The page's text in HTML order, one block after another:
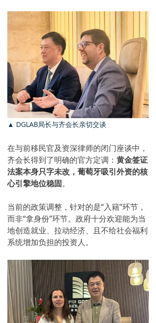
▲ DGLAB局长与齐会长亲切交谈
在与前移民官及资深律师的闭门座谈中，
齐会长得到了明确的官方定调： 黄金签证
法案本身只字未改， 葡萄牙吸引外资的核
心引擎地位稳固。
当前的政策调整，针对的是“入籍”环节，
而非“拿身份”环节。政府十分欢迎能为当
地创造就业、拉动经济、且不给社会福利
系统增加负担的投资人。